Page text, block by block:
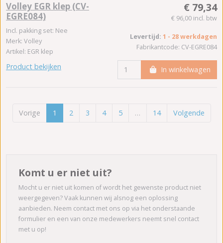
Volley EGR klep (CV-
EGRE084)
Incl. pakking set: Nee
Merk: Volley
Artikel: EGR klep
Product bekijken
€ 79,34
€ 96,00 incl. btw
Levertijd: 1 - 28 werkdagen
Fabrikantcode: CV-EGRE084
In winkelwagen
Vorige 1 2 3 4 5 … 14 Volgende
Komt u er niet uit?
Mocht u er niet uit komen of wordt het gewenste product niet
weergegeven? Vaak kunnen wij alsnog een oplossing
aanbieden. Neem contact met ons op via het onderstaande
formulier en een van onze medewerkers neemt snel contact
met u op!